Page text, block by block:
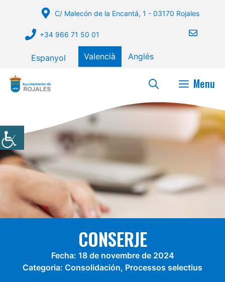
contingut
C/ Malecón de la Encantá, 1 - 03170 Rojales
+34 966 71 50 01
Espanyol Valencià Anglés
Menu
CONSERJE
Fecha: 18 de novembre de 2024
Categoria: Consolidación, Processos selectius